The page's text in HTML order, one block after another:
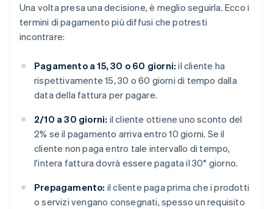
Una volta presa una decisione, è meglio seguirla. Ecco i
termini di pagamento più diffusi che potresti
incontrare:
Pagamento a 15, 30 o 60 giorni: il cliente ha
rispettivamente 15, 30 o 60 giorni di tempo dalla
data della fattura per pagare.
2/10 a 30 giorni: il cliente ottiene uno sconto del
2% se il pagamento arriva entro 10 giorni. Se il
cliente non paga entro tale intervallo di tempo,
l'intera fattura dovrà essere pagata il 30° giorno.
Prepagamento: il cliente paga prima che i prodotti
o servizi vengano consegnati, spesso un requisito